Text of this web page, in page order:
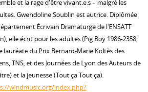
et la rage d'être vivant.e.s – malgré les
Gwendoline Soublin est autrice. Diplômée
Écrivain Dramaturge de l'ENSATT
elle écrit pour les adultes (Pig Boy 1986-2358,
lauréate du Prix Bernard-Marie Koltès des
TNS, et des Journées de Lyon des Auteurs de
et la jeunesse (Tout ça Tout ça).
windmusic.org/index.php?